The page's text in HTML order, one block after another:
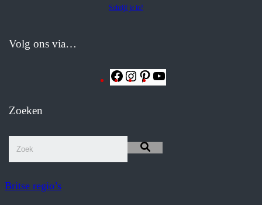
Schrijf je in!
Volg ons via…
Facebook
Instagram
Pinterest
Zoeken
Britse regio’s